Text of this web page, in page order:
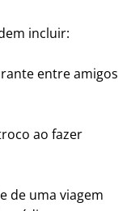
incluir:
entre amigos
ao fazer
de uma viagem